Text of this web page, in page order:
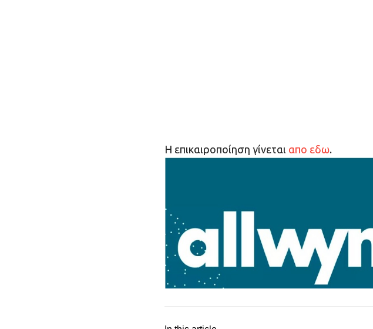
H επικαιροποίηση γίνεται απο εδω.